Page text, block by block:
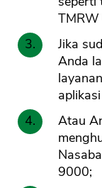
TMRW
Jika
Anda
aplikasi
Atau
9000;